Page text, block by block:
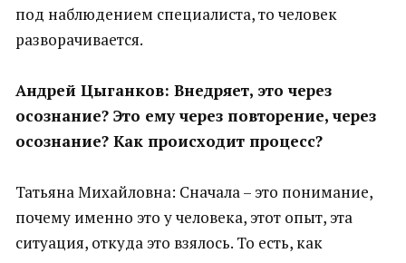
под наблюдением специалиста, то человек
разворачивается.
Андрей Цыганков: Внедряет, это через
осознание? Это ему через повторение, через
осознание? Как происходит процесс?
Татьяна Михайловна: Сначала – это понимание,
почему именно это у человека, этот опыт, эта
ситуация, откуда это взялось. То есть, как